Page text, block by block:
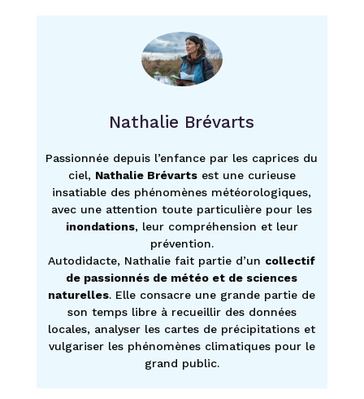
Nathalie Brévarts
Passionnée depuis l’enfance par les caprices du
ciel, Nathalie Brévartsest une curieuse
insatiable des phénomènes météorologiques,
avec une attention toute particulière pour les
inondations, leur compréhension et leur
prévention.
Autodidacte, Nathalie fait partie d’un collectif
de passionnés de météo et de sciences
naturelles. Elle consacre une grande partie de
son temps libre à recueillir des données
locales, analyser les cartes de précipitations et
vulgariser les phénomènes climatiques pour le
grand public.